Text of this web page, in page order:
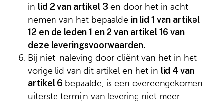
in lid 2 van artikel 3 en door het in acht
nemen van het bepaalde in lid 1 van artikel
12 en de leden 1 en 2 van artikel 16 van
deze leveringsvoorwaarden.
Bij niet-naleving door cliënt van het in het
vorige lid van dit artikel en het in lid 4 van
artikel 6 bepaalde, is een overeengekomen
uiterste termijn van levering niet meer